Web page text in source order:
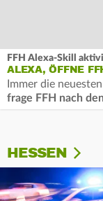
FFH Alexa-Skill
ALEXA, ÖFFNE
Immer die
frage FFH nach
HESSEN